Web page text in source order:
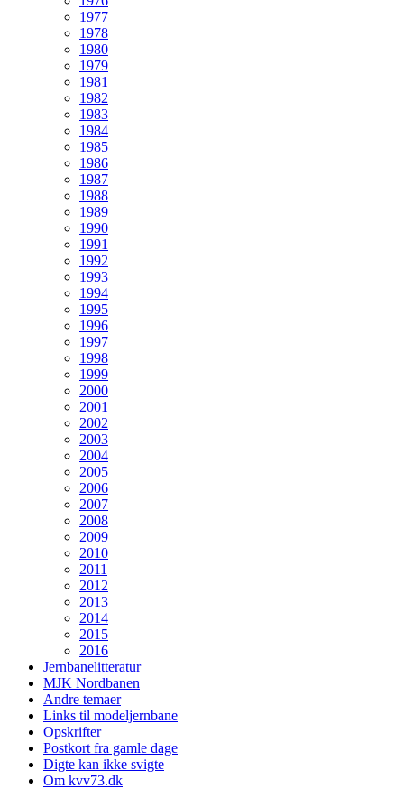
1977
1978
1980
1979
1981
1982
1983
1984
1985
1986
1987
1988
1989
1990
1991
1992
1993
1994
1995
1996
1997
1998
1999
2000
2001
2002
2003
2004
2005
2006
2007
2008
2009
2010
2011
2012
2013
2014
2015
2016
Jernbanelitteratur
MJK Nordbanen
Andre temaer
Links til modeljernbane
Opskrifter
Postkort fra gamle dage
Digte kan ikke svigte
Om kvv73.dk